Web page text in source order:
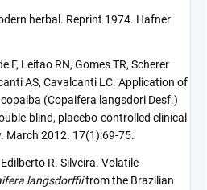
herbal. Reprint 1974. Hafner
F, Leitao RN, Gomes TR, Scherer
AS, Cavalcanti LC. Application of
(Copaifera langsdori Desf.)
blind, placebo-controlled clinical
March 2012. 17(1):69-75.
R. Silveira. Volatile
langsdorffiifrom the Brazilian